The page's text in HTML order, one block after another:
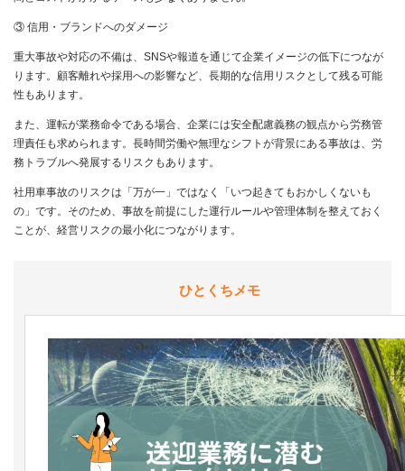
③ 信用・ブランドへのダメージ
重大事故や対応の不備は、SNSや報道を通じて企業イメージの低下につなが
ります。顧客離れや採用への影響など、長期的な信用リスクとして残る可能
性もあります。
また、運転が業務命令である場合、企業には安全配慮義務の観点から労務管
理責任も求められます。長時間労働や無理なシフトが背景にある事故は、労
務トラブルへ発展するリスクもあります。
社用車事故のリスクは「万が一」ではなく「いつ起きてもおかしくないも
の」です。そのため、事故を前提にした運行ルールや管理体制を整えておく
ことが、経営リスクの最小化につながります。
ひとくちメモ